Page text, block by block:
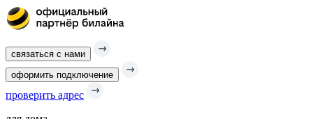
связаться с нами
оформить подключение
проверить адрес